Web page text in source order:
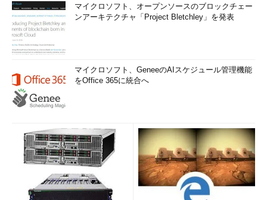
マイクロソフト、オープンソースのブロックチェー
ンアーキテクチャ「Project Bletchley」を発表
マイクロソフト、GeneeのAIスケジュール管理機能
をOffice 365に統合へ